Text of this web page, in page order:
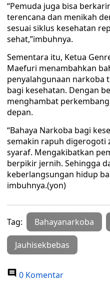
“Pemuda juga bisa
terencana dan menikah
sesuai siklus kesehatan
sehat,”imbuhnya.
Sementara itu, Ketua
Maefuri menambahkan
penyalahgunaan narkoba
bagi kesehatan. Dengan
menghambat
depan.
“Bahaya Narkoba bagi
semakin rapuh digerogoti
syaraf. Mengakibatkan
berpikir jernih. Sehingga
keberlangsungan hidup
imbuhnya.(yon)
Tag: Bahayanarkoba
Jauhisekbebas
0 Komentar